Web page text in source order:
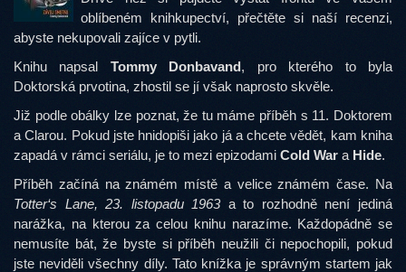
oblíbeném knihkupectví, přečtěte si naší recenzi,
abyste nekupovali zajíce v pytli.
Knihu napsal Tommy Donbavand, pro kterého to byla
Doktorská prvotina, zhostil se jí však naprosto skvěle.
Již podle obálky lze poznat, že tu máme příběh s 11. Doktorem
a Clarou. Pokud jste hnidopiši jako já a chcete vědět, kam kniha
zapadá v rámci seriálu, je to mezi epizodami Cold War a Hide.
Příběh začíná na známém místě a velice známém čase. Na
Totter‘s Lane, 23. listopadu 1963a to rozhodně není jediná
narážka, na kterou za celou knihu narazíme. Každopádně se
nemusíte bát, že byste si příběh neužili či nepochopili, pokud
jste neviděli všechny díly. Tato knížka je správným startem jak